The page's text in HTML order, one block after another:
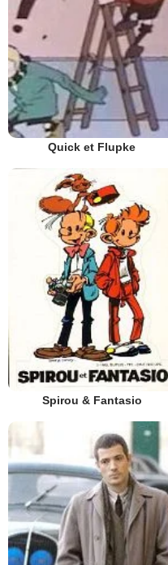
Quick et Flupke
Spirou & Fantasio